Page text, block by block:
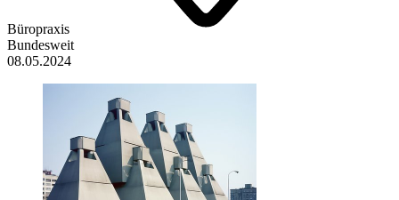
Büropraxis
Bundesweit
08.05.2024